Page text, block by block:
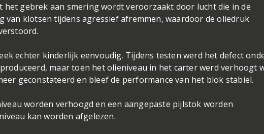
het gebrek aan smering wordt veroorzaakt door lucht die in de
van klotsen tijdens agressief afremmen, waardoor de oliedruk
echter kinderlijk eenvoudig. Tijdens testen werd het defect
maar toen het olieniveau in het carter werd verhoogt
geconstateerd en bleef de performance van het blok stabiel.
worden verhoogd en een aangepaste pijlstok worden
kan worden afgelezen.